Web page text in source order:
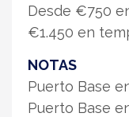
Desde €750
€1.450 en
NOTAS
Puerto Base
Puerto Base